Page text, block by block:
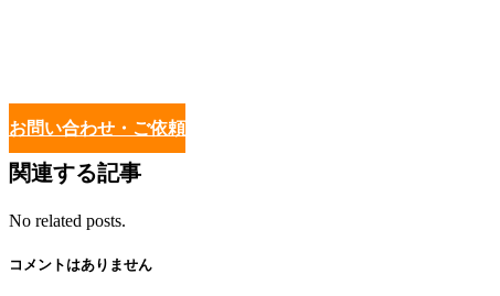
お問い合わせ・ご依頼
関連する記事
No related posts.
コメントはありません